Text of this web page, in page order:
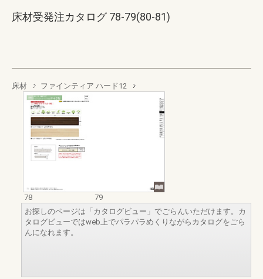
床材受発注カタログ 78-79(80-81)
床材 ファインティア ハード12
78
79
お探しのページは「カタログビュー」でごらんいただけます。カ
タログビューではweb上でパラパラめくりながらカタログをごら
んになれます。